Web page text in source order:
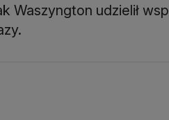
Waszyngton udzielił